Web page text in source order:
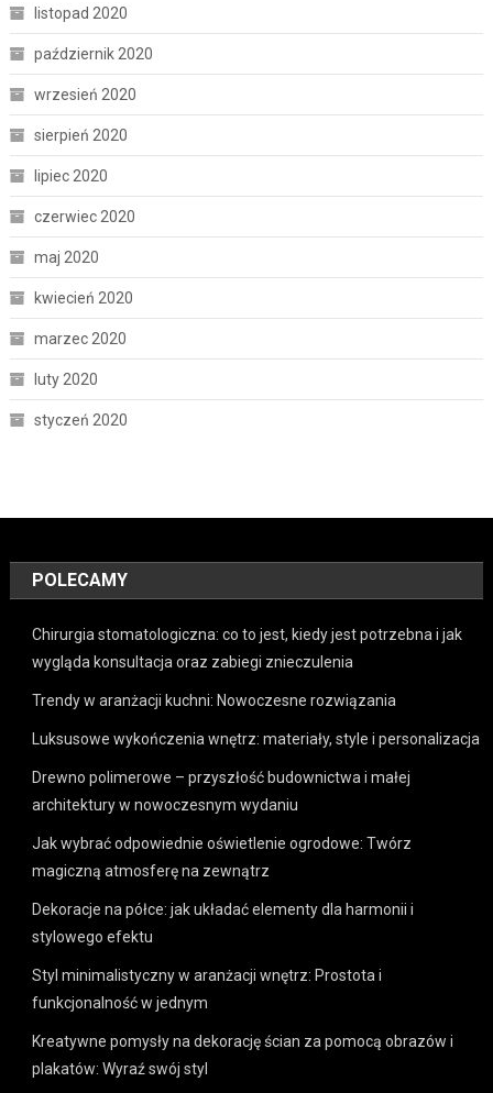
listopad 2020
październik 2020
wrzesień 2020
sierpień 2020
lipiec 2020
czerwiec 2020
maj 2020
kwiecień 2020
marzec 2020
luty 2020
styczeń 2020
POLECAMY
Chirurgia stomatologiczna: co to jest, kiedy jest potrzebna i jak
wygląda konsultacja oraz zabiegi znieczulenia
Trendy w aranżacji kuchni: Nowoczesne rozwiązania
Luksusowe wykończenia wnętrz: materiały, style i personalizacja
Drewno polimerowe – przyszłość budownictwa i małej
architektury w nowoczesnym wydaniu
Jak wybrać odpowiednie oświetlenie ogrodowe: Twórz
magiczną atmosferę na zewnątrz
Dekoracje na półce: jak układać elementy dla harmonii i
stylowego efektu
Styl minimalistyczny w aranżacji wnętrz: Prostota i
funkcjonalność w jednym
Kreatywne pomysły na dekorację ścian za pomocą obrazów i
plakatów: Wyraź swój styl